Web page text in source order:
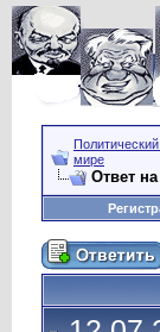
мире
Ответ